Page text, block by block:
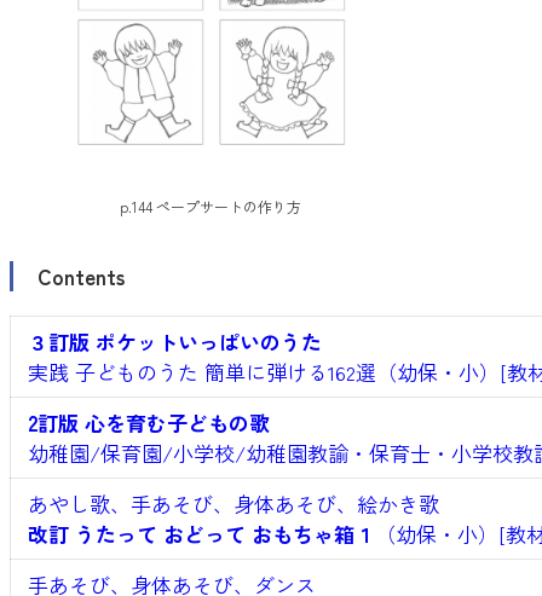
p.144 ペープサートの作り方
Contents
３訂版 ポケットいっぱいのうた
実践 子どものうた 簡単に弾ける162選（幼保・小）[教
2訂版 心を育む子どもの歌
幼稚園/保育園/小学校/幼稚園教諭・保育士・小学校教
あやし歌、手あそび、身体あそび、絵かき歌
改訂 うたって おどって おもちゃ箱１
（幼保・小）[教
手あそび、身体あそび、ダンス